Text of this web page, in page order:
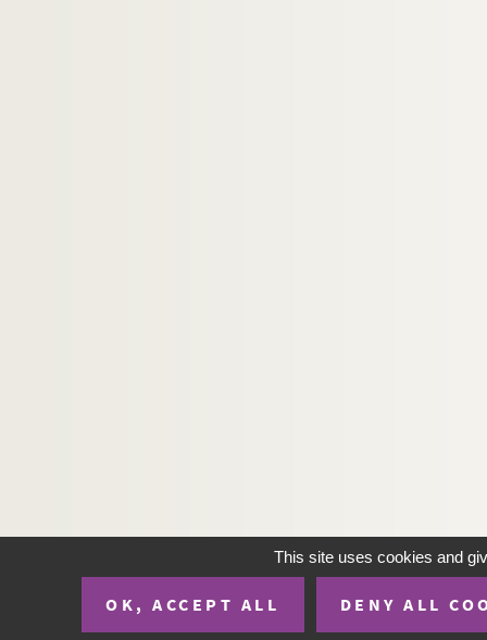
This site uses cookies and
OK, ACCEPT ALL DENY ALL